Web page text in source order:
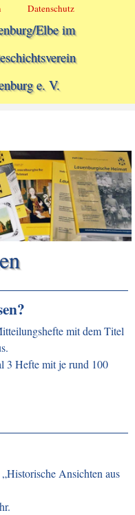
überspringen
Datenschutz
Elbe im
e. V.
mit dem Titel
3 Hefte mit je rund 100
Ansichten aus